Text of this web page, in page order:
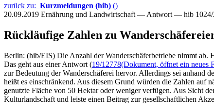
zurück zu: Kurzmeldungen (hib) ()
20.09.2019 Ernährung und Landwirtschaft — Antwort — hib 1024/
Rückläufige Zahlen zu
Berlin: (hib/EIS) Die Anzahl der Wanderschäferbetriebe nimmt ab.
Das geht aus einer Antwort (19/12778(Dokument, öffnet ein neues
zur Bedeutung der Wanderschäferei hervor. Allerdings sei anhand
heißt es einschränkend. Aus diesem Grund würden die Zahlen auf
genutzte Fläche von 50 Hektar oder weniger verfügen. Aus Sicht
Kulturlandschaft und leiste einen Beitrag zur gesellschaftlichen